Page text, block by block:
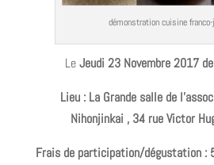
démonstration cuisine
LeJeudi 23 Novembre 2017
Lieu : La Grande salle de
Nihonjinkai , 34 rue Victor
Frais de participation/dégustation :